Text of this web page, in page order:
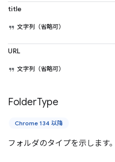
title
文字列（省略可）
URL
文字列（省略可）
FolderType
Chrome 134 以降
フォルダのタイプを示します。